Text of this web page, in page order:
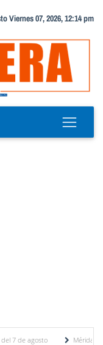
Viernes 07, 2026, 12:14 pm
Mérida territorio